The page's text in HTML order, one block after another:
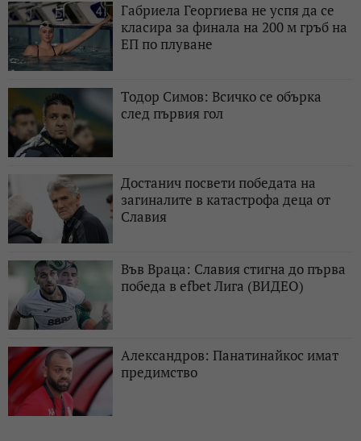
Габриела Георгиева не успя да се
класира за финала на 200 м гръб на
ЕП по плуване
Тодор Симов: Всичко се обърка
след първия гол
Достанич посвети победата на
загиналите в катастрофа деца от
Славия
Във Враца: Славия стигна до първа
победа в efbet Лига (ВИДЕО)
Александров: Панатинайкос имат
предимство